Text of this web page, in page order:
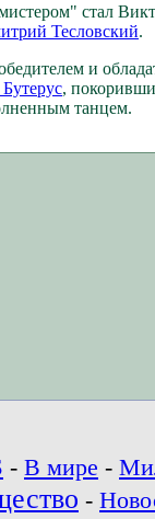
стал
Тесловский.
и
,
танцем.
- В мире -
-